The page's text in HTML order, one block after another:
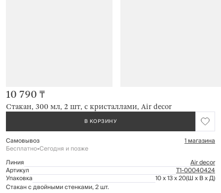
Стакан, 300 мл, 2 шт, с кристаллами, Air decor
10 790 ₸
В КОРЗИНУ
Самовывоз 1 магазина
Бесплатно•Сегодня и позже
Линия
Air decor
Артикул Т1-00040424
Упаковка 10 x 13 x 20(Ш x В x Д)
Стакан с двойными стенками, 2 шт.